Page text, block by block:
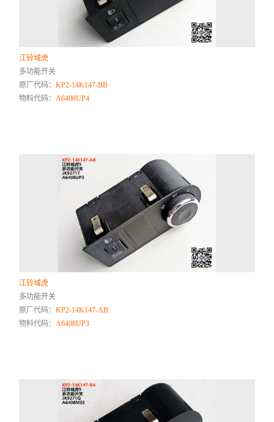
江铃域虎
多功能开关
原厂代码：KP2-14K147-BB
物料代码： A6408UP4
江铃域虎
多功能开关
原厂代码：KP2-14K147-AB
物料代码： A6408UP3